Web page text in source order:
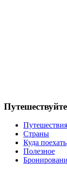
Путешествия
Страны
Куда поехать
Полезное